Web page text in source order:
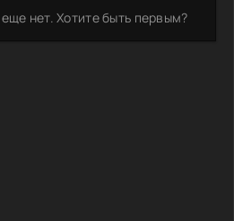
нет. Хотите быть первым?